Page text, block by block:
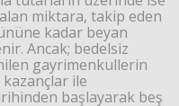
miktara, takip eden
kadar beyan
Ancak; bedelsiz
gayrimenkullerin
kazançlar ile
başlayarak beş
Haberin Doğru Adresi.